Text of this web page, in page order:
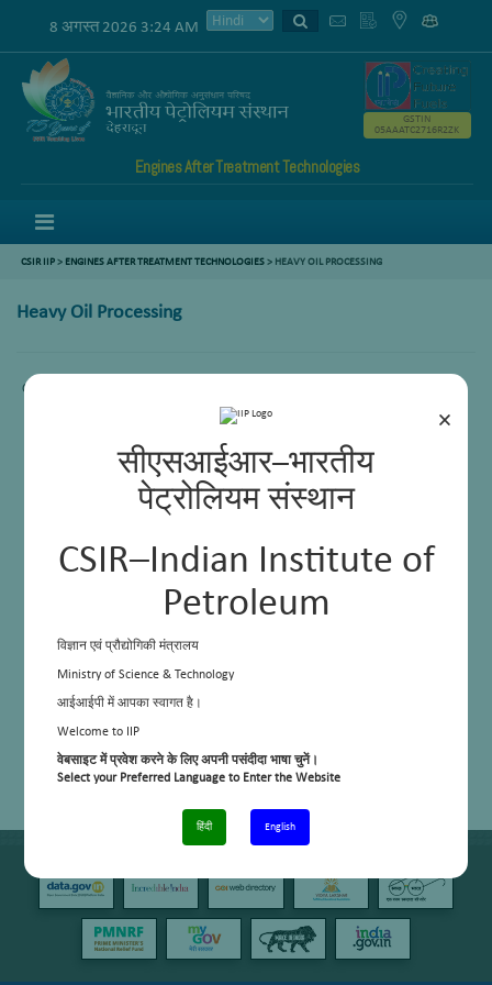
×
सीएसआईआर–भारतीय
पेट्रोलियम संस्थान
CSIR–Indian Institute of
Petroleum
विज्ञान एवं प्रौद्योगिकी मंत्रालय
Ministry of Science & Technology
आईआईपी में आपका स्वागत है।
Welcome to IIP
वेबसाइट में प्रवेश करने के लिए अपनी पसंदीदा भाषा चुनें।
Select your Preferred Language to Enter the Website
हिंदी English
8 अगस्त 2026 3:24 AM
Engines After Treatment Technologies
GSTIN
05AAATC2716R2ZK
CSIR IIP> ENGINES AFTER TREATMENT TECHNOLOGIES> HEAVY OIL PROCESSING
Heavy Oil Processing
Comming Soon.